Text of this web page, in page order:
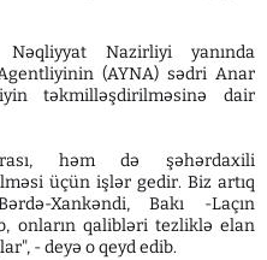
Nazirliyi yanında
(AYNA) sədri Anar
təkmilləşdirilməsinə dair
həm də şəhərdaxili
üçün işlər gedir. Biz artıq
Xankəndi, Bakı -Laçın
onların qalibləri tezliklə elan
- deyə o qeyd edib.